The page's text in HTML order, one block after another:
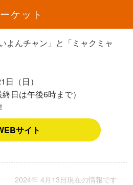
ケット
よんチャン」と「ミャクミャ
（日）
日は午後6時まで）
サイト
2024年 4月13日現在の情報です